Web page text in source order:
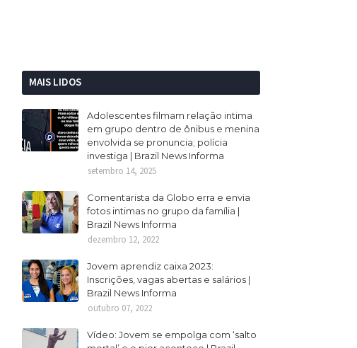
MAIS LIDOS
Adolescentes filmam relação intima
em grupo dentro de ônibus e menina
envolvida se pronuncia; polícia
investiga | Brazil News Informa
setembro 14, 2025
Comentarista da Globo erra e envia
fotos intimas no grupo da família |
Brazil News Informa
dezembro 12, 2022
Jovem aprendiz caixa 2023:
Inscrições, vagas abertas e salários |
Brazil News Informa
outubro 07, 2022
Vídeo: Jovem se empolga com ‘salto